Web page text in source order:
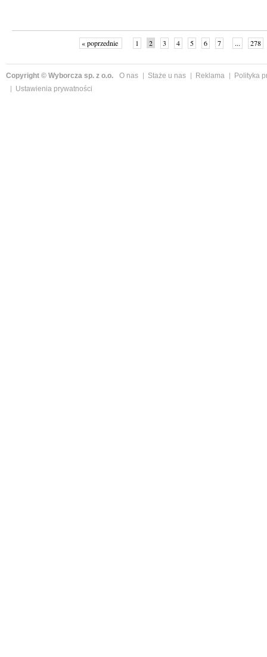
« poprzednie 1 2 3 4 5 6 7 ... 278
Copyright © Wyborcza sp. z o.o. O nas Staże u nas Reklama
Polityka
Ustawienia prywatności